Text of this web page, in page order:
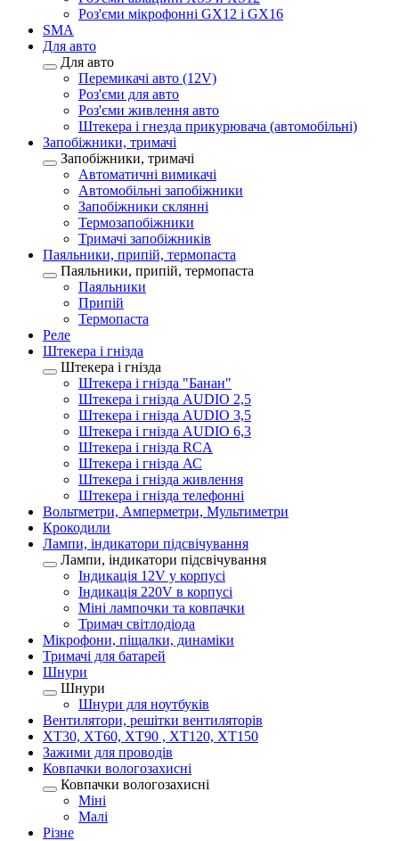
Роз'єми мікрофонні GX12 і GX16
SMA
Для авто
Для авто
Перемикачі авто (12V)
Роз'єми для авто
Роз'єми живлення авто
Штекера і гнезда прикурювача (автомобільні)
Запобіжники, тримачі
Запобіжники, тримачі
Автоматичні вимикачі
Автомобільні запобіжники
Запобіжники склянні
Термозапобіжники
Тримачі запобіжників
Паяльники, припій, термопаста
Паяльники, припій, термопаста
Паяльники
Припій
Термопаста
Реле
Штекера і гнізда
Штекера і гнізда
Штекера і гнізда "Банан"
Штекера і гнізда AUDIO 2,5
Штекера і гнізда AUDIO 3,5
Штекера і гнізда AUDIO 6,3
Штекера і гнізда RCA
Штекера і гнізда АС
Штекера і гнізда живлення
Штекера і гнізда телефонні
Вольтметри, Амперметри, Мультиметри
Крокодили
Лампи, індикатори підсвічування
Лампи, індикатори підсвічування
Індикація 12V у корпусі
Індикація 220V в корпусі
Міні лампочки та ковпачки
Тримач світлодіода
Мікрофони, піщалки, динаміки
Тримачі для батарей
Шнури
Шнури
Шнури для ноутбуків
Вентилятори, решітки вентиляторів
XT30, XT60, XT90 , XT120, XT150
Зажими для проводів
Ковпачки вологозахисні
Ковпачки вологозахисні
Міні
Малі
Різне